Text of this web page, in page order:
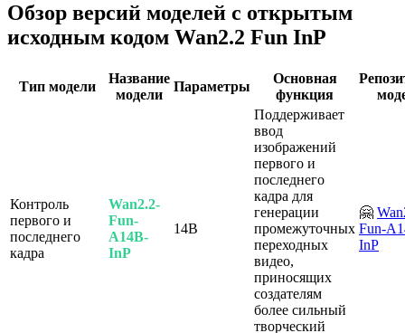
Обзор версий моделей с открытым
исходным кодом Wan2.2 Fun InP
Тип модели
Название
модели
Параметры
Основная
функция
Контроль
первого и
последнего
кадра
Wan2.2-
Fun-
A14B-
InP
14B
Поддерживает
ввод
изображений
первого и
последнего
кадра для
генерации
промежуточных
переходных
видео,
приносящих
создателям
более сильный
творческий
🤗
Fun-
InP